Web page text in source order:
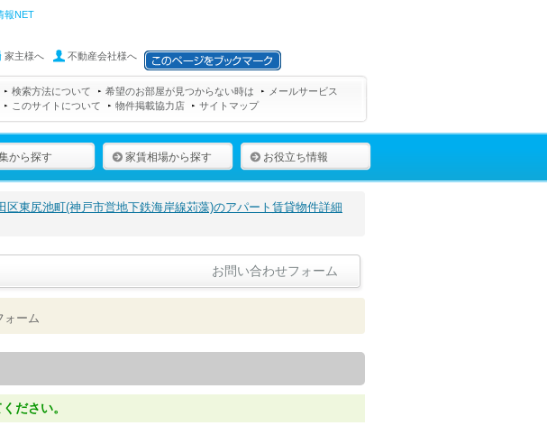
報NET
家主様へ 不動産会社様へ
検索方法について 希望のお部屋が見つからない時は
メールサービス
このサイトについて
物件掲載協力店 サイトマップ
から探す 家賃相場から探す お役立ち情報
区東尻池町(神戸市営地下鉄海岸線苅藻)のアパート賃貸物件詳細
お問い合わせフォーム
ォーム
ださい。